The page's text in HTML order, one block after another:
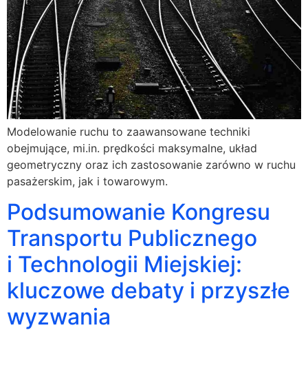
Modelowanie ruchu to zaawansowane techniki
obejmujące, mi.in. prędkości maksymalne, układ
geometryczny oraz ich zastosowanie zarówno w ruchu
pasażerskim, jak i towarowym.
Podsumowanie Kongresu
Transportu Publicznego
i Technologii Miejskiej:
kluczowe debaty i przyszłe
wyzwania